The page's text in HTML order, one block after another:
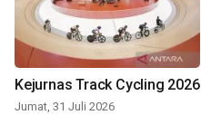
Kejurnas Track Cycling 2026
Jumat, 31 Juli 2026